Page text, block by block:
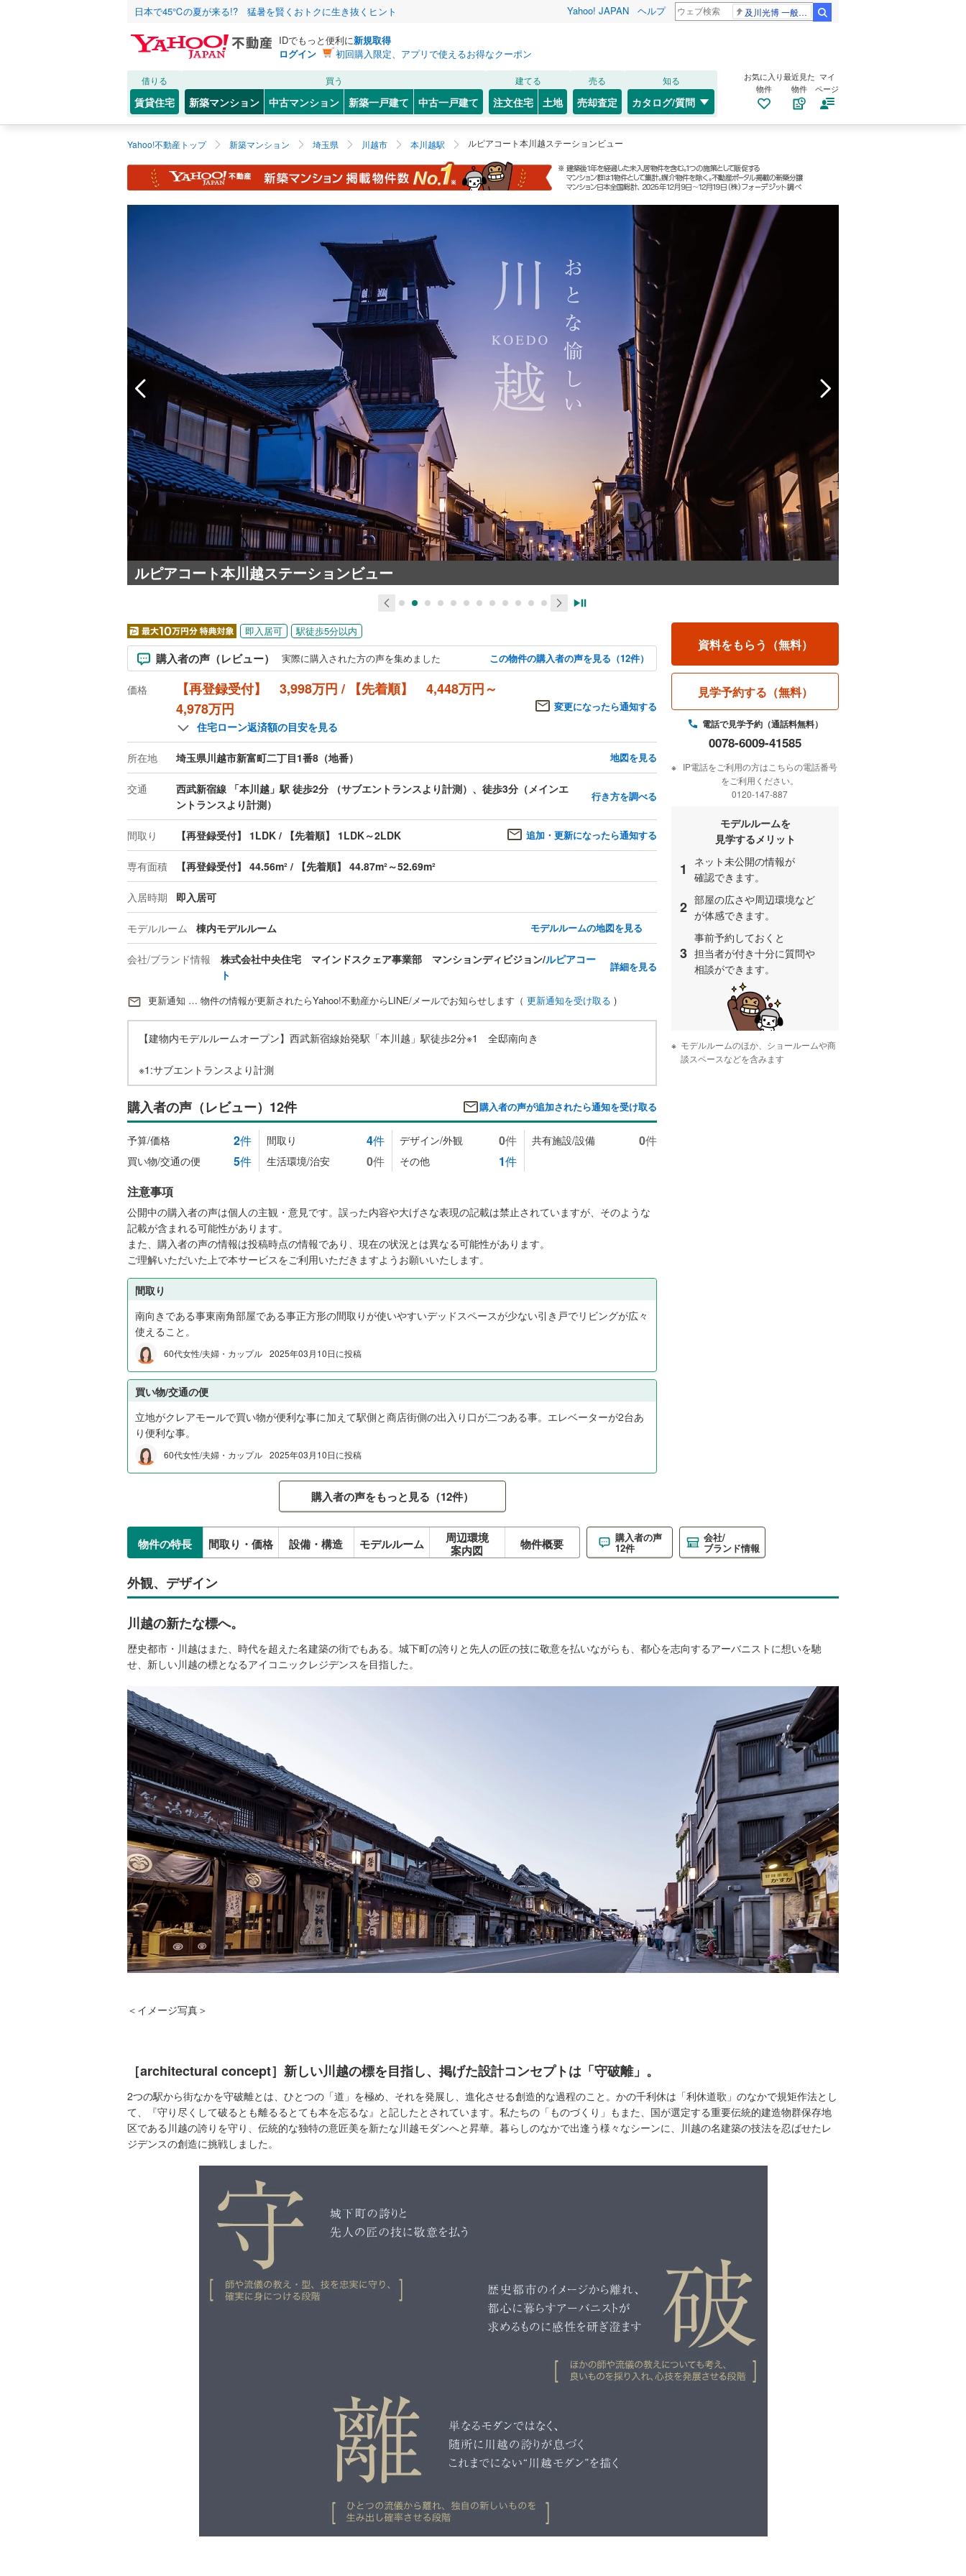
日本で45℃の夏が来る!? 猛暑を賢くおトクに生き抜くヒント Yahoo! JAPAN ヘルプ 及川光博 一般女性
IDでもっと便利に新規取得
ログイン
初回購入限定、アプリで使えるお得なクーポン
借りる
賃貸住宅
買う
新築マンション 中古マンション 新築一戸建て 中古一戸建て
建てる
注文住宅 土地
売る
売却査定
知る
カタログ/質問
お気に入り
物件
最近見た
物件
マイ
ページ
Yahoo!不動産トップ 新築マンション 埼玉県 川越市 本川越駅 ルピアコート本川越ステーションビュー
資料をもらう（無料）
見学予約する
（無料）
ルピアコート本川越ステーションビュー
即入居可 駅徒歩5分以内
購入者の声（レビュー） 実際に購入された方の声を集めました この物件の購入者の声を見る（12件）
価格
【再登録受付】 3,998万円 / 【先着順】 4,448万円～
4,978万円
住宅ローン返済額の目安を見る
変更になったら通知する
所在地 埼玉県川越市新富町二丁目1番8（地番） 地図を見る
交通
西武新宿線 「本川越」駅 徒歩2分 （サブエントランスより計測）、徒歩3分（メインエ
ントランスより計測）
行き方を調べる
間取り 【再登録受付】 1LDK / 【先着順】 1LDK～2LDK 追加・更新になったら通知する
専有面積 【再登録受付】 44.56m² / 【先着順】 44.87m²～52.69m²
入居時期 即入居可
モデルルーム 棟内モデルルーム モデルルームの地図を見る
会社/ブランド情報 株式会社中央住宅 マインドスクェア事業部 マンションディビジョン/ルピアコー
ト
詳細を見る
更新通知 … 物件の情報が更新されたらYahoo!不動産からLINE/メールでお知らせします（ 更新通知を受け取る )
【建物内モデルルームオープン】西武新宿線始発駅「本川越」駅徒歩2分※1 全邸南向き
※1:サブエントランスより計測
購入者の声（レビュー）12件 購入者の声が追加されたら通知を受け取る
予算/価格 2件 間取り 4件 デザイン/外観 0件 共有施設/設備 0件
買い物/交通の便 5件 生活環境/治安 0件 その他 1件
注意事項
公開中の購入者の声は個人の主観・意見です。誤った内容や大げさな表現の記載は禁止されていますが、そのような
記載が含まれる可能性があります。
また、購入者の声の情報は投稿時点の情報であり、現在の状況とは異なる可能性があります。
ご理解いただいた上で本サービスをご利用いただきますようお願いいたします。
間取り
南向きである事東南角部屋である事正方形の間取りが使いやすいデッドスペースが少ない引き戸でリビングが広々
使えること。
60代女性/夫婦・カップル 2025年03月10日に投稿
買い物/交通の便
立地がクレアモールで買い物が便利な事に加えて駅側と商店街側の出入り口が二つある事。エレベーターが2台あ
り便利な事。
60代女性/夫婦・カップル 2025年03月10日に投稿
購入者の声をもっと見る（12件）
資料をもらう（無料）
見学予約する（無料）
電話で見学予約 （通話料無料）
0078-6009-41585
IP電話をご利用の方はこちらの電話番号
をご利用ください。
0120-147-887
モデルルームを
見学するメリット
1
ネット未公開の情報が
確認できます。
2 部屋の広さや周辺環境など
が体感できます。
3
事前予約しておくと
担当者が付き十分に質問や
相談ができます。
モデルルームのほか、ショールームや商
談スペースなどを含みます
物件の特長 間取り・価格 設備・構造 モデルルーム
周辺環境
案内図
物件概要 購入者の声
12件
会社/
ブランド情報
外観、デザイン
川越の新たな標へ。
歴史都市・川越はまた、時代を超えた名建築の街でもある。城下町の誇りと先人の匠の技に敬意を払いながらも、都心を志向するアーバニストに想いを馳
せ、新しい川越の標となるアイコニックレジデンスを目指した。
＜イメージ写真＞
［architectural concept］新しい川越の標を目指し、掲げた設計コンセプトは「守破離」。
2つの駅から街なかを守破離とは、ひとつの「道」を極め、それを発展し、進化させる創造的な過程のこと。かの千利休は「利休道歌」のなかで規矩作法とし
て、『守り尽くして破るとも離るるとても本を忘るな』と記したとされています。私たちの「ものづくり」もまた、国が選定する重要伝統的建造物群保存地
区である川越の誇りを守り、伝統的な独特の意匠美を新たな川越モダンへと昇華。暮らしのなかで出逢う様々なシーンに、川越の名建築の技法を忍ばせたレ
ジデンスの創造に挑戦しました。